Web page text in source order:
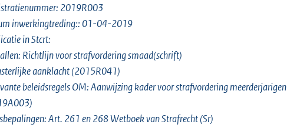
t
2019R003
inwerkingtreding:: 01-04-2019
in Stcrt:
Richtlijn voor strafvordering smaad(schrift)
aanklacht (2015R041)
beleidsregels OM: Aanwijzing kader voor strafvordering meerderjarigen
Art. 261 en 268 Wetboek van Strafrecht (Sr)